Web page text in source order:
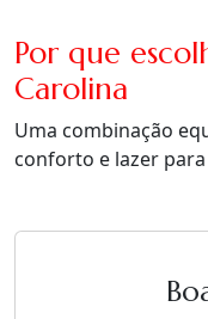
Por que
Carolina
Uma combinação
conforto e lazer